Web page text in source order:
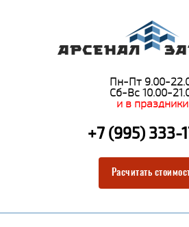
Пн-Пт 9.00-
Сб-Вс 10.00-
и в
+7 (995) 333-
Расчитать